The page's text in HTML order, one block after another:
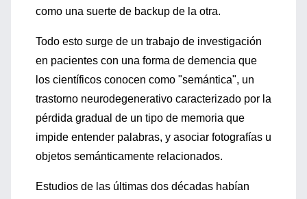
como una suerte de backup de la otra.
Todo esto surge de un trabajo de investigación
en pacientes con una forma de demencia que
los científicos conocen como "semántica", un
trastorno neurodegenerativo caracterizado por la
pérdida gradual de un tipo de memoria que
impide entender palabras, y asociar fotografías u
objetos semánticamente relacionados.
Estudios de las últimas dos décadas habían